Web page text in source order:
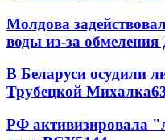
Молдова
воды из-за обмеления
В Беларуси осудили
Трубецкой Михалка
РФ активизировала